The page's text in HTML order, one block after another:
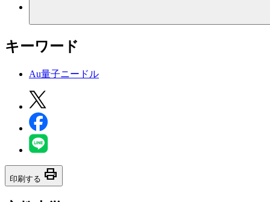
キーワード
Au量子ニードル
印刷する print